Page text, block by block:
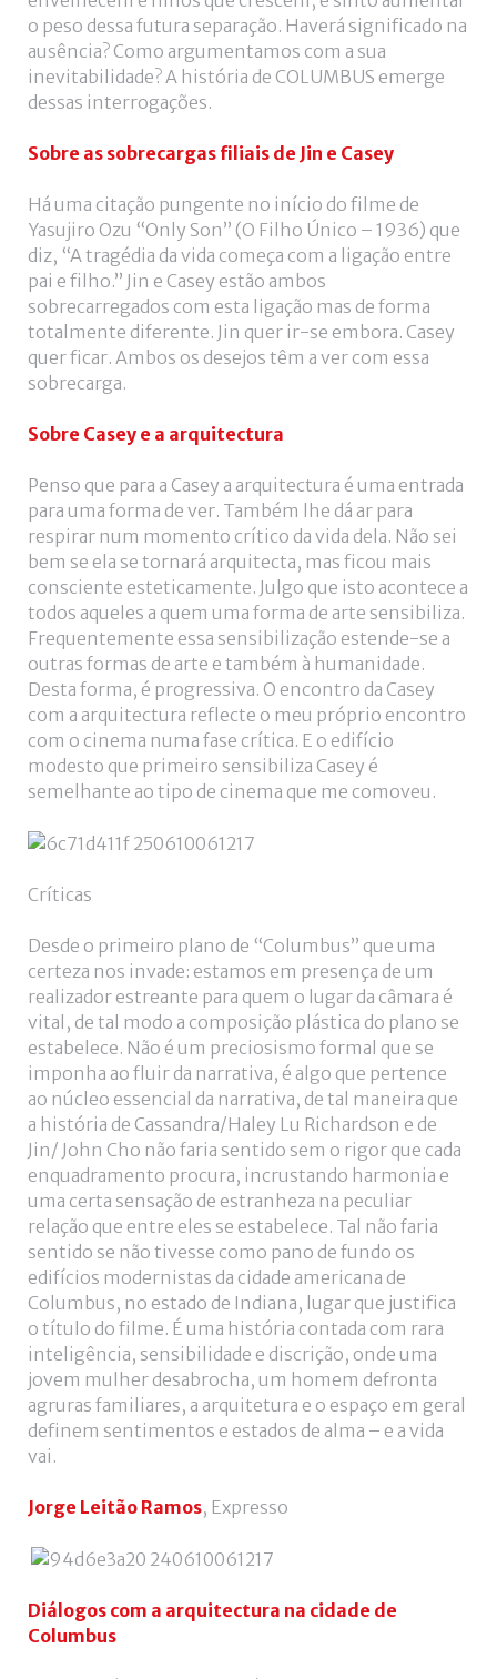
o peso dessa futura separação. Haverá significado na
ausência? Como argumentamos com a sua
inevitabilidade? A história de COLUMBUS emerge
dessas interrogações.
Sobre as sobrecargas filiais de Jin e Casey
Há uma citação pungente no início do filme de
Yasujiro Ozu “Only Son” (O Filho Único – 1936) que
diz, “A tragédia da vida começa com a ligação entre
pai e filho.” Jin e Casey estão ambos
sobrecarregados com esta ligação mas de forma
totalmente diferente. Jin quer ir-se embora. Casey
quer ficar. Ambos os desejos têm a ver com essa
sobrecarga.
Sobre Casey e a arquitectura
Penso que para a Casey a arquitectura é uma entrada
para uma forma de ver. Também lhe dá ar para
respirar num momento crítico da vida dela. Não sei
bem se ela se tornará arquitecta, mas ficou mais
consciente esteticamente. Julgo que isto acontece a
todos aqueles a quem uma forma de arte sensibiliza.
Frequentemente essa sensibilização estende-se a
outras formas de arte e também à humanidade.
Desta forma, é progressiva. O encontro da Casey
com a arquitectura reflecte o meu próprio encontro
com o cinema numa fase crítica. E o edifício
modesto que primeiro sensibiliza Casey é
semelhante ao tipo de cinema que me comoveu.
Críticas
Desde o primeiro plano de “Columbus” que uma
certeza nos invade: estamos em presença de um
realizador estreante para quem o lugar da câmara é
vital, de tal modo a composição plástica do plano se
estabelece. Não é um preciosismo formal que se
imponha ao fluir da narrativa, é algo que pertence
ao núcleo essencial da narrativa, de tal maneira que
a história de Cassandra/Haley Lu Richardson e de
Jin/ John Cho não faria sentido sem o rigor que cada
enquadramento procura, incrustando harmonia e
uma certa sensação de estranheza na peculiar
relação que entre eles se estabelece. Tal não faria
sentido se não tivesse como pano de fundo os
edifícios modernistas da cidade americana de
Columbus, no estado de Indiana, lugar que justifica
o título do filme. É uma história contada com rara
inteligência, sensibilidade e discrição, onde uma
jovem mulher desabrocha, um homem defronta
agruras familiares, a arquitetura e o espaço em geral
definem sentimentos e estados de alma – e a vida
vai.
Jorge Leitão Ramos, Expresso
Diálogos com a arquitectura na cidade de
Columbus